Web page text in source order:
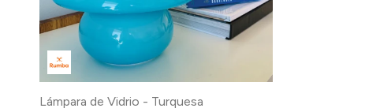
Lámpara de Vidrio - Turquesa